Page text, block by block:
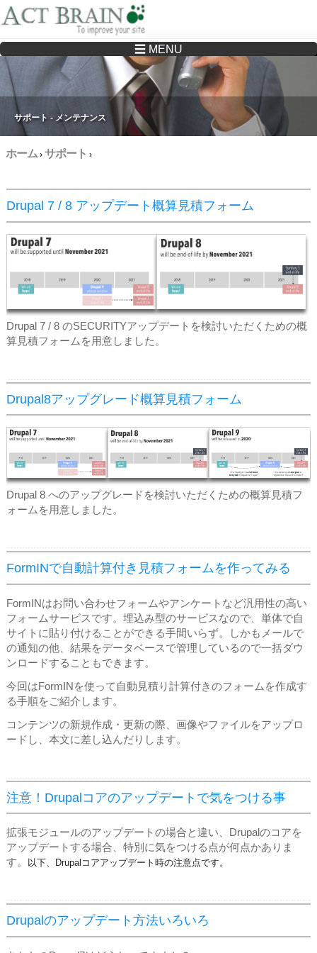
Drupalサイトの制作・保守をどこに頼んでいいか分からない方へ…まずはご相談く
ださい
☰ MENU
サポート - メンテナンス
ホーム› サポート ›
Drupal 7 / 8 アップデート概算見積フォーム
Drupal 7 / 8 のSECURITYアップデートを検討いただくための概
算見積フォームを用意しました。
Drupal8アップグレード概算見積フォーム
Drupal 8 へのアップグレードを検討いただくための概算見積フ
ォームを用意しました。
FormINで自動計算付き見積フォームを作ってみる
FormINはお問い合わせフォームやアンケートなど汎用性の高い
フォームサービスです。埋込み型のサービスなので、単体で自
サイトに貼り付けることができる手間いらず。しかもメールで
の通知の他、結果をデータベースで管理しているので一括ダウ
ンロードすることもできます。
今回はFormINを使って自動見積り計算付きのフォームを作成す
る手順をご紹介します。
コンテンツの新規作成・更新の際、画像やファイルをアップロ
ードし、本文に差し込んだりします。
注意！Drupalコアのアップデートで気をつける事
拡張モジュールのアップデートの場合と違い、Drupalのコアを
アップデートする場合、特別に気をつける点が何点かありま
す。
以下、Drupalコアアップデート時の注意点です。
Drupalのアップデート方法いろいろ